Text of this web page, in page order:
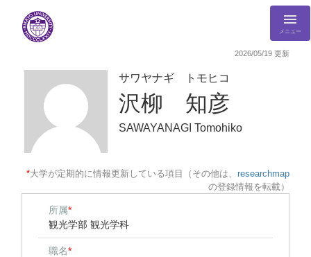
メニュー
2026/05/19 更新
サワヤナギ トモヒコ
沢柳 知彦
SAWAYANAGI Tomohiko
*大学が定期的に情報更新している項目（その他は、 researchmap
の登録情報を転載）
所属*
観光学部 観光学科
職名*